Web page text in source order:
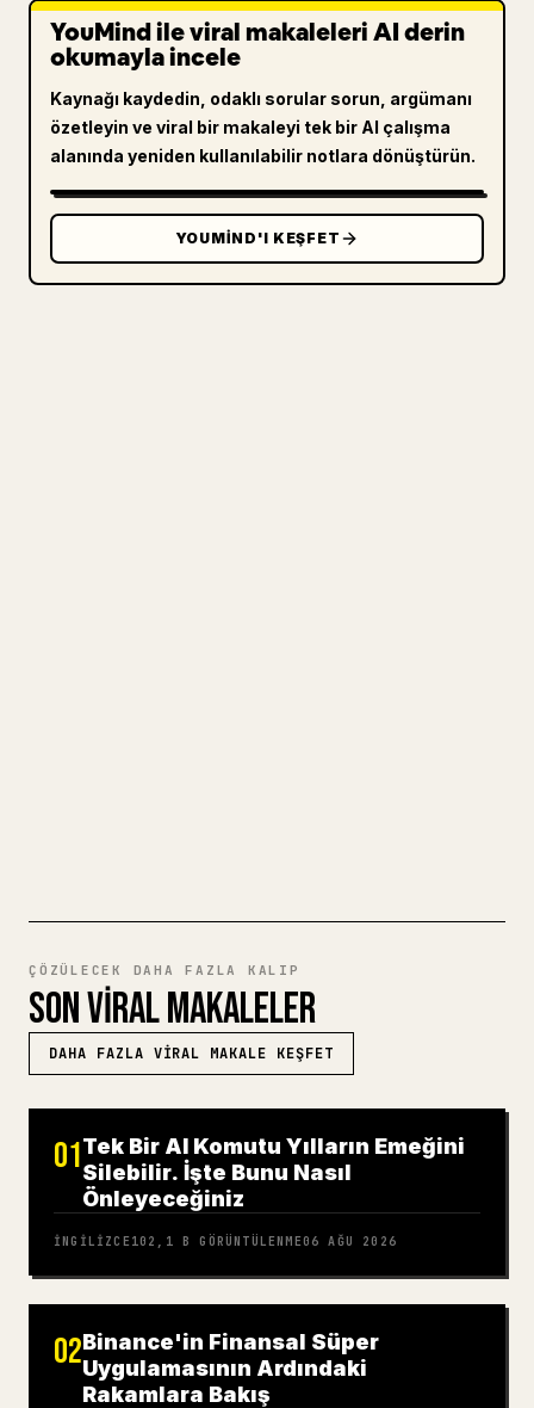
YouMind ile viral makaleleri AI derin
okumayla incele
Kaynağı kaydedin, odaklı sorular sorun, argümanı
özetleyin ve viral bir makaleyi tek bir AI çalışma
alanında yeniden kullanılabilir notlara dönüştürün.
YOUMIND'I KEŞFET
ÇÖZÜLECEK DAHA FAZLA KALIP
SON VIRAL MAKALELER
DAHA FAZLA VIRAL MAKALE KEŞFET
01Tek Bir AI Komutu Yılların Emeğini
Silebilir. İşte Bunu Nasıl
Önleyeceğiniz
İNGILIZCE 102,1 B GÖRÜNTÜLENME06 AĞU 2026
02Binance'in Finansal Süper
Uygulamasının Ardındaki
Rakamlara Bakış